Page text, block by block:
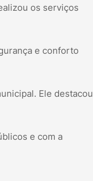
os serviços
e conforto
Ele destacou
e com a